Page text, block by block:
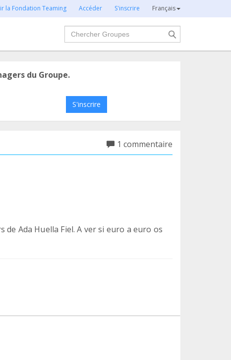
la Fondation Teaming Accéder S'inscrire Français
Chercher
du Groupe.
S'inscrire
1 commentaire
de Ada Huella Fiel. A ver si euro a euro os